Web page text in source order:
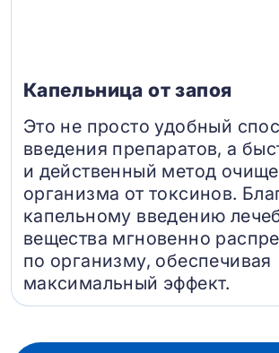
Капельница от запоя
Это не просто удобный
введения препаратов, а
и действенный метод
организма от токсинов.
капельному введению
вещества мгновенно
по организму, обеспечивая
максимальный эффект.